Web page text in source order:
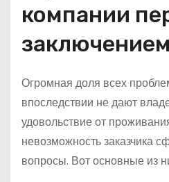
компании
Огромная доля всех
впоследствии не дают
удовольствие от
невозможность заказчика
вопросы. Вот основные из